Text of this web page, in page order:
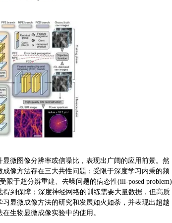
微图像分辨率或信噪比，表现出广阔的应用前景。然
像方法存在三大共性问题：受限于深度学习内秉的频
限于超分辨重建、去噪问题的病态性(ill-posed problem)
到保障；深度神经网络的训练需要大量数据，但高质
显微成像方法的研究和发展如火如荼，并表现出超越
生物显微成像实验中的使用。